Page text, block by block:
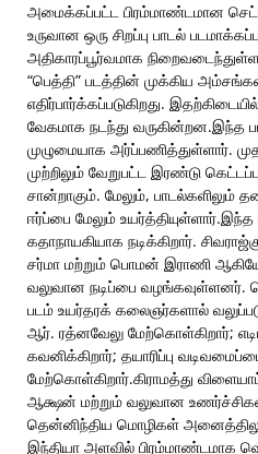
அமைக்கப்பட்ட பிரம்மாண்டமான
உருவான ஒரு சிறப்பு பாடல்
அதிகாரப்பூர்வமாக
“பெத்தி” படத்தின் முக்கிய
எதிர்பார்க்கப்படுகிறது.
வேகமாக நடந்து
முழுமையாக அர்ப்பணித்துள்ளார்.
முற்றிலும் வேறுபட்ட இரண்டு
சான்றாகும். மேலும்,
ஈர்ப்பை மேலும்
கதாநாயகியாக நடிக்கிறார்.
சர்மா மற்றும் பொமன் இராணி
வலுவான நடிப்பை வழங்கவுள்ளனர்.
படம் உயர்தரக் கலைஞர்களால்
ஆர். ரத்னவேலு மேற்கொள்கிறார்;
கவனிக்கிறார்; தயாரிப்பு
மேற்கொள்கிறார்.கிராமத்து
ஆக்ஷன் மற்றும் வலுவான
தென்னிந்திய மொழிகள்
இந்தியா அளவில் பிரம்மாண்டமாக